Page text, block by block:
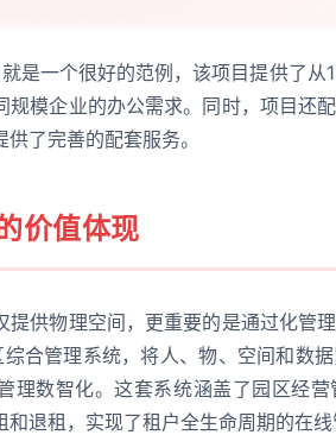
就是一个很好的范例，该项目提供了从
规模企业的办公需求。同时，项目还
了完善的配套服务。
价值体现
提供物理空间，更重要的是通过化管
合管理系统，将人、物、空间和数
理数智化。这套系统涵盖了园区经
退租，实现了租户全生命周期的在线